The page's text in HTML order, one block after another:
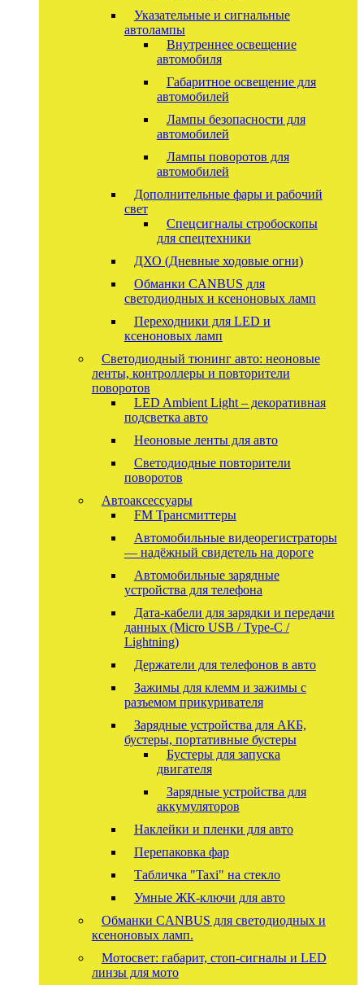
Указательные и сигнальные
автолампы
Внутреннее освещение
автомобиля
Габаритное освещение для
автомобилей
Лампы безопасности для
автомобилей
Лампы поворотов для
автомобилей
Дополнительные фары и рабочий
свет
Спецсигналы стробоскопы
для спецтехники
ДХО (Дневные ходовые огни)
Обманки CANBUS для
светодиодных и ксеноновых ламп
Переходники для LED и
ксеноновых ламп
Светодиодный тюнинг авто: неоновые
ленты, контроллеры и повторители
поворотов
LED Ambient Light – декоративная
подсветка авто
Неоновые ленты для авто
Светодиодные повторители
поворотов
Автоаксессуары
FM Трансмиттеры
Автомобильные видеорегистраторы
— надёжный свидетель на дороге
Автомобильные зарядные
устройства для телефона
Дата-кабели для зарядки и передачи
данных (Micro USB / Type-C /
Lightning)
Держатели для телефонов в авто
Зажимы для клемм и зажимы с
разъемом прикуривателя
Зарядные устройства для АКБ,
бустеры, портативные бустеры
Бустеры для запуска
двигателя
Зарядные устройства для
аккумуляторов
Наклейки и пленки для авто
Перепаковка фар
Табличка "Taxi" на стекло
Умные ЖК-ключи для авто
Обманки CANBUS для светодиодных и
ксеноновых ламп.
Мотосвет: габарит, стоп-сигналы и LED
линзы для мото